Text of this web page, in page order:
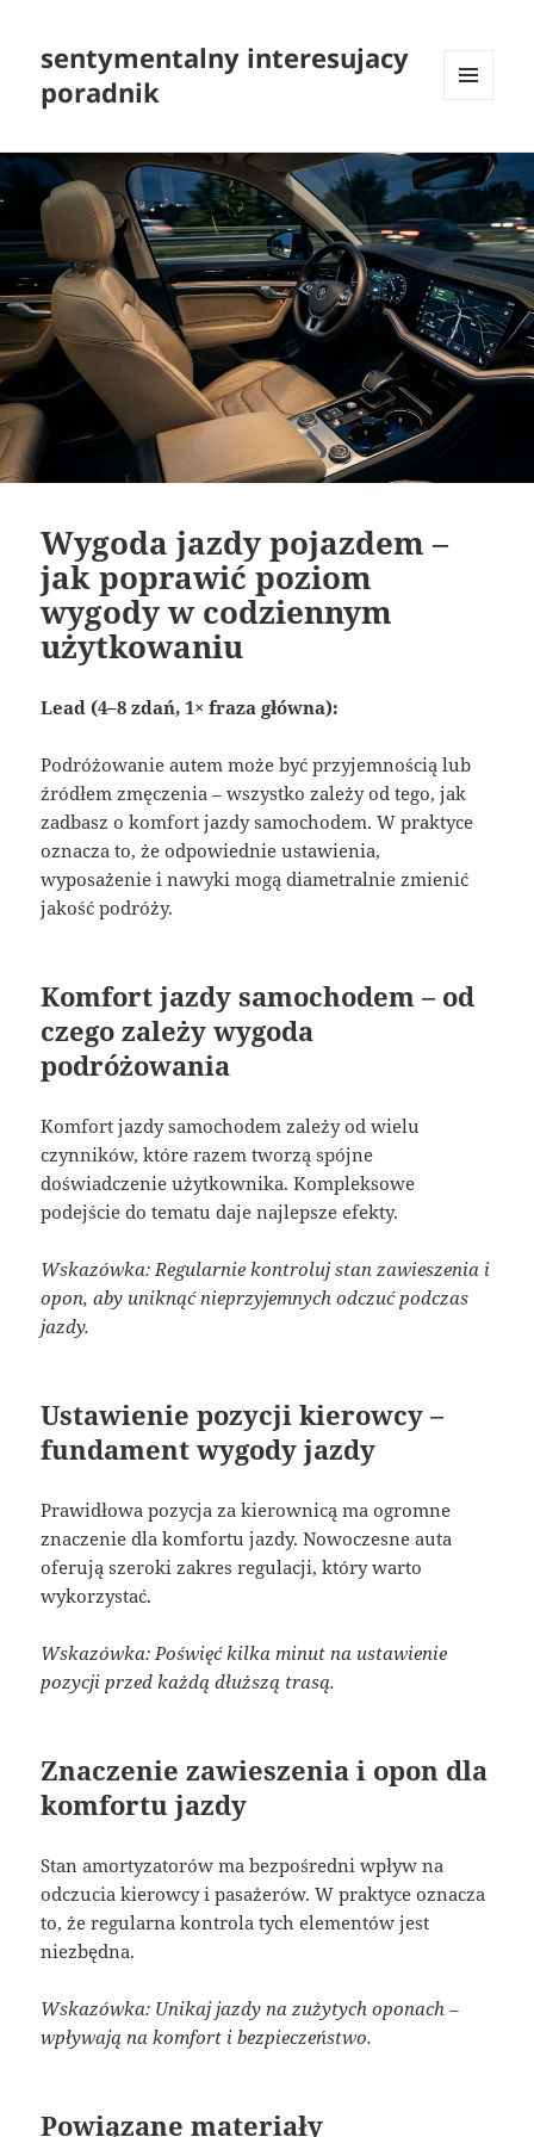
sentymentalny interesujacy
poradnik
WIDGETY
Wygoda jazdy pojazdem –
jak poprawić poziom
wygody w codziennym
użytkowaniu
Lead (4–8 zdań, 1× fraza główna):
Podróżowanie autem może być przyjemnością lub
źródłem zmęczenia – wszystko zależy od tego, jak
zadbasz o komfort jazdy samochodem. W praktyce
oznacza to, że odpowiednie ustawienia,
wyposażenie i nawyki mogą diametralnie zmienić
jakość podróży.
Komfort jazdy samochodem – od
czego zależy wygoda
podróżowania
Komfort jazdy samochodem zależy od wielu
czynników, które razem tworzą spójne
doświadczenie użytkownika. Kompleksowe
podejście do tematu daje najlepsze efekty.
Wskazówka: Regularnie kontroluj stan zawieszenia i
opon, aby uniknąć nieprzyjemnych odczuć podczas
jazdy.
Ustawienie pozycji kierowcy –
fundament wygody jazdy
Prawidłowa pozycja za kierownicą ma ogromne
znaczenie dla komfortu jazdy. Nowoczesne auta
oferują szeroki zakres regulacji, który warto
wykorzystać.
Wskazówka: Poświęć kilka minut na ustawienie
pozycji przed każdą dłuższą trasą.
Znaczenie zawieszenia i opon dla
komfortu jazdy
Stan amortyzatorów ma bezpośredni wpływ na
odczucia kierowcy i pasażerów. W praktyce oznacza
to, że regularna kontrola tych elementów jest
niezbędna.
Wskazówka: Unikaj jazdy na zużytych oponach –
wpływają na komfort i bezpieczeństwo.
Powiązane materiały